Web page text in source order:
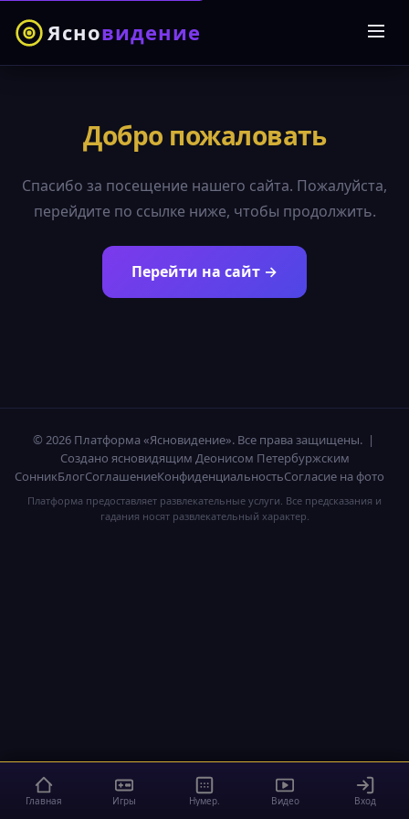
Ясновидение
Добро пожаловать
Спасибо за посещение нашего сайта. Пожалуйста,
перейдите по ссылке ниже, чтобы продолжить.
Перейти на сайт →
© 2026 Платформа «Ясновидение». Все права защищены. |
Создано ясновидящим Деонисом Петербуржским
СонникБлогСоглашениеКонфиденциальностьСогласие на фото
Платформа предоставляет развлекательные услуги. Все предсказания и
гадания носят развлекательный характер.
Главная Игры Нумер. Видео Вход